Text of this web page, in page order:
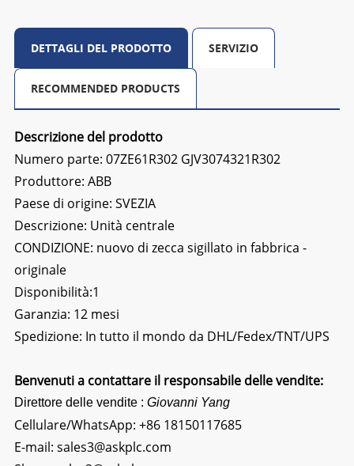
DETTAGLI DEL PRODOTTO SERVIZIO
RECOMMENDED PRODUCTS
Descrizione del prodotto
Numero parte: 07ZE61R302 GJV3074321R302
Produttore: ABB
Paese di origine: SVEZIA
Descrizione: Unità centrale
CONDIZIONE: nuovo di zecca sigillato in fabbrica -
originale
Disponibilità:1
Garanzia: 12 mesi
Spedizione: In tutto il mondo da DHL/Fedex/TNT/UPS
Benvenuti a contattare il responsabile delle vendite:
Direttore delle vendite : Giovanni Yang
Cellulare/WhatsApp: +86 18150117685
E-mail: sales3@askplc.com